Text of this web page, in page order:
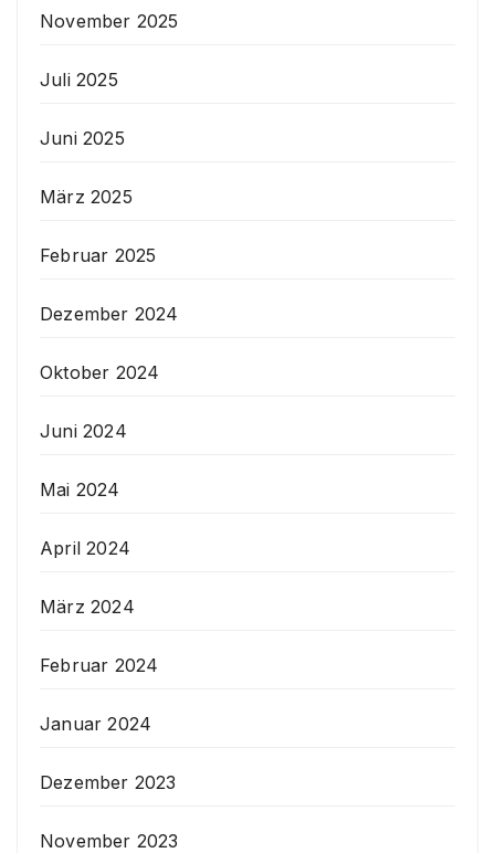
November 2025
Juli 2025
Juni 2025
März 2025
Februar 2025
Dezember 2024
Oktober 2024
Juni 2024
Mai 2024
April 2024
März 2024
Februar 2024
Januar 2024
Dezember 2023
November 2023